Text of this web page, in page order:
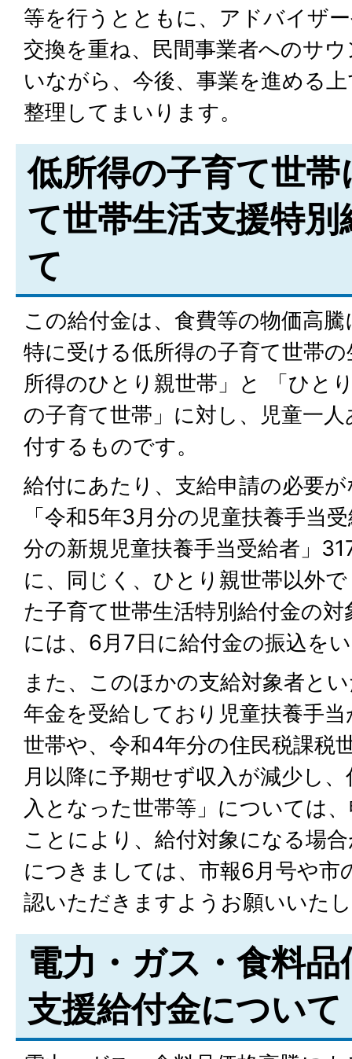
等を行うとともに、アドバイザ
交換を重ね、民間事業者へのサ
いながら、今後、事業を進める
整理してまいります。
低所得の子育て世
て世帯生活支援特
て
この給付金は、食費等の物価高
特に受ける低所得の子育て世帯
所得のひとり親世帯」と 「ひと
の子育て世帯」に対し、児童一
付するものです。
給付にあたり、支給申請の必要
「令和5年3月分の児童扶養手当
分の新規児童扶養手当受給者」
に、同じく、ひとり親世帯以外
た子育て世帯生活特別給付金の
には、6月7日に給付金の振込を
また、このほかの支給対象者と
年金を受給しており児童扶養手
世帯や、令和4年分の住民税課税
月以降に予期せず収入が減少し
入となった世帯等」については
ことにより、給付対象になる場
につきましては、市報6月号や市
認いただきますようお願いいた
電力・ガス・食料
支援給付金について